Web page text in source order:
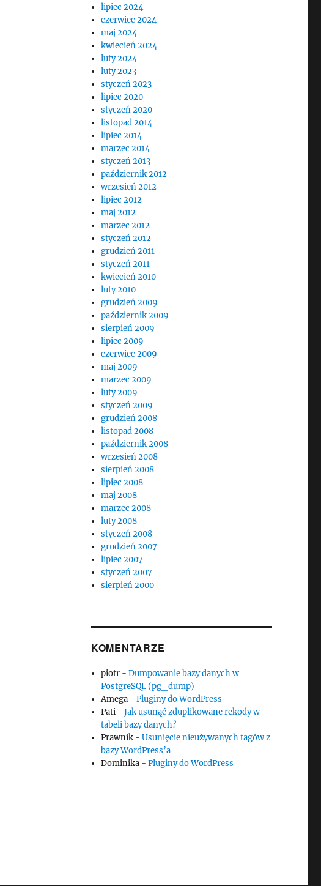
lipiec 2024
czerwiec 2024
maj 2024
kwiecień 2024
luty 2024
luty 2023
styczeń 2023
lipiec 2020
styczeń 2020
listopad 2014
lipiec 2014
marzec 2014
styczeń 2013
październik 2012
wrzesień 2012
lipiec 2012
maj 2012
marzec 2012
styczeń 2012
grudzień 2011
styczeń 2011
kwiecień 2010
luty 2010
grudzień 2009
październik 2009
sierpień 2009
lipiec 2009
czerwiec 2009
maj 2009
marzec 2009
luty 2009
styczeń 2009
grudzień 2008
listopad 2008
październik 2008
wrzesień 2008
sierpień 2008
lipiec 2008
maj 2008
marzec 2008
luty 2008
styczeń 2008
grudzień 2007
lipiec 2007
styczeń 2007
sierpień 2000
KOMENTARZE
piotr -Dumpowanie bazy danych w
PostgreSQL (pg_dump)
Amega -Pluginy do WordPress
Pati -Jak usunąć zduplikowane rekody w
tabeli bazy danych?
Prawnik -Usunięcie nieużywanych tagów z
bazy WordPress’a
Dominika -Pluginy do WordPress